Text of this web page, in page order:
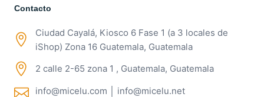
Contacto
Ciudad Cayalá, Kiosco 6 Fase 1 (a 3 locales de
iShop) Zona 16 Guatemala, Guatemala
2 calle 2-65 zona 1 , Guatemala, Guatemala
info@micelu.com │ info@micelu.net